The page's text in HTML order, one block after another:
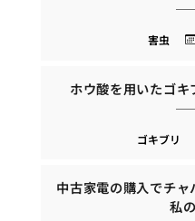
害虫
ホウ酸を用いたゴ
ゴキブリ
中古家電の購入でチ
私